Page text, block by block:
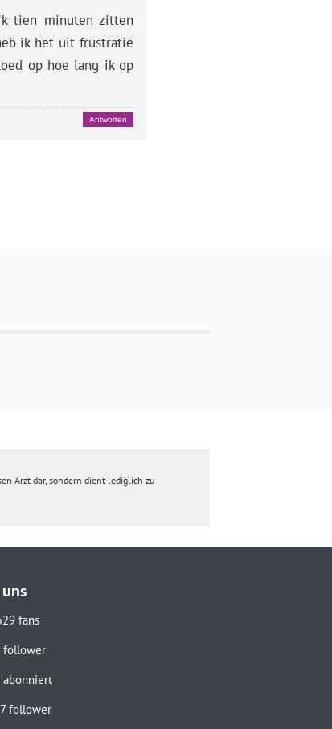
tien minuten zitten
ik het uit frustratie
op hoe lang ik op
Antworten
Arzt dar, sondern dient lediglich zu
fans
follower
abonniert
follower